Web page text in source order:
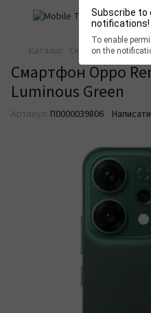
Subscribe to
notifications!
To enable
on the
Каталог Смартфони та
Смартфон Oppo
Luminous Green
Артикул: П0000039806